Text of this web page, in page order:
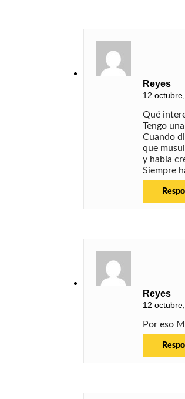
Reyes
12
Qué
Tengo
Cuando
que
y había
Siempre
Reyes
12
Por eso